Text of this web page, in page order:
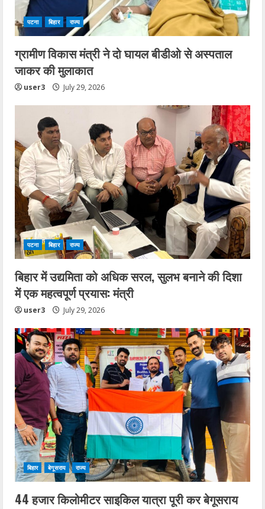
पटना बिहार राज्य
ग्रामीण विकास मंत्री ने दो घायल बीडीओ से अस्पताल
जाकर की मुलाकात
user3 July 29, 2026
पटना बिहार राज्य
बिहार में उद्यमिता को अधिक सरल, सुलभ बनाने की दिशा
में एक महत्वपूर्ण प्रयास: मंत्री
user3 July 29, 2026
बिहार बेगूसराय राज्य
44 हजार किलोमीटर साइकिल यात्रा पूरी कर बेगूसराय